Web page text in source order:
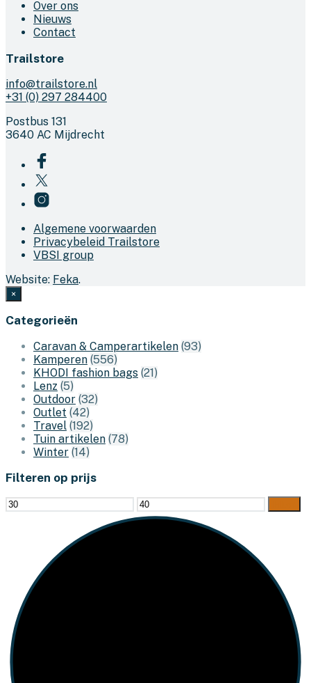
Over ons
Nieuws
Contact
Trailstore
info@trailstore.nl
+31 (0) 297 284400
Postbus 131
3640 AC Mijdrecht
Algemene voorwaarden
Privacybeleid Trailstore
VBSI group
Website: Feka.
×
Categorieën
Caravan & Camperartikelen (93)
Kamperen (556)
KHODI fashion bags (21)
Lenz (5)
Outdoor (32)
Outlet (42)
Travel (192)
Tuin artikelen (78)
Winter (14)
Filteren op prijs
Min.
prijs
Max.
prijs